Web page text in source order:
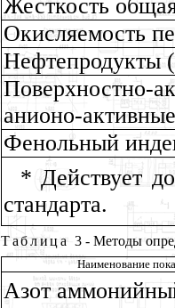
Жесткость
Окисляемость
Нефтепродукты
анионо-активные
Фенольный
* Действует
стандарта.
Таблица3 - Методы
Наименование
Азот